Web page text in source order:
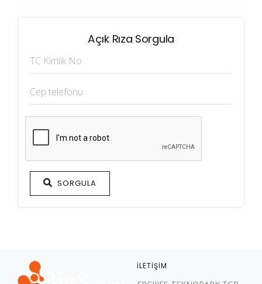
Açık Rıza Sorgula
SORGULA
İLETIŞIM